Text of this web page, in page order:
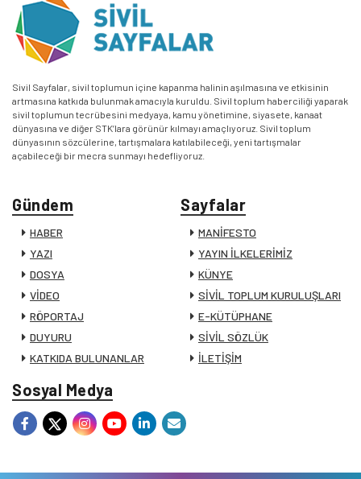
Sivil Sayfalar, sivil toplumun içine kapanma halinin aşılmasına ve etkisinin
artmasına katkıda bulunmak amacıyla kuruldu. Sivil toplum haberciliği yaparak
sivil toplumun tecrübesini medyaya, kamu yönetimine, siyasete, kanaat
dünyasına ve diğer STK’lara görünür kılmayı amaçlıyoruz. Sivil toplum
dünyasının sözcülerine, tartışmalara katılabileceği, yeni tartışmalar
açabileceği bir mecra sunmayı hedefliyoruz.
Gündem
HABER
YAZI
DOSYA
VİDEO
RÖPORTAJ
DUYURU
KATKIDA BULUNANLAR
Sayfalar
MANİFESTO
YAYIN İLKELERİMİZ
KÜNYE
SİVİL TOPLUM KURULUŞLARI
E-KÜTÜPHANE
SİVİL SÖZLÜK
İLETİŞİM
Sosyal Medya